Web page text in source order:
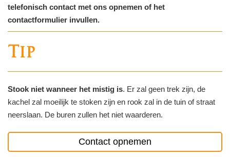
telefonisch contact met ons opnemen of het
contactformulier invullen.
Tip
Stook niet wanneer het mistig is. Er zal geen trek zijn, de
kachel zal moeilijk te stoken zijn en rook zal in de tuin of straat
neerslaan. De buren zullen het niet waarderen.
Contact opnemen